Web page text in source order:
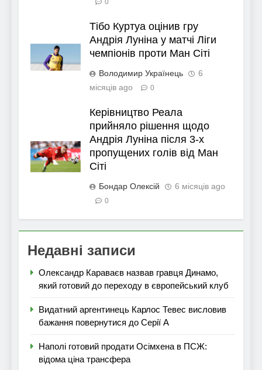
0
Тібо Куртуа оцінив гру
Андрія Луніна у матчі Ліги
чемпіонів проти Ман Сіті
Володимир Українець
6
місяців ago
0
Керівництво Реала
прийняло рішення щодо
Андрія Луніна після 3-х
пропущених голів від Ман
Сіті
Бондар Олексій 6 місяців ago
0
Недавні записи
Олександр Караваєв назвав гравця Динамо,
який готовий до переходу в європейський клуб
Видатний аргентинець Карлос Тевес висловив
бажання повернутися до Серії А
Наполі готовий продати Осімхена в ПСЖ:
відома ціна трансфера